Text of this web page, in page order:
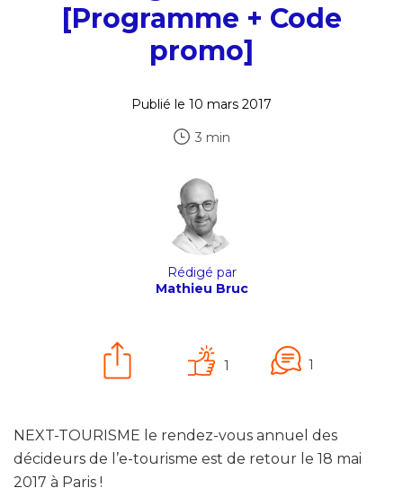
[Programme + Code
promo]
Publié le 10 mars 2017
3 min
Rédigé par
Mathieu Bruc
1 1
NEXT-TOURISME le rendez-vous annuel des
décideurs de l’e-tourisme est de retour le 18 mai
2017 à Paris !